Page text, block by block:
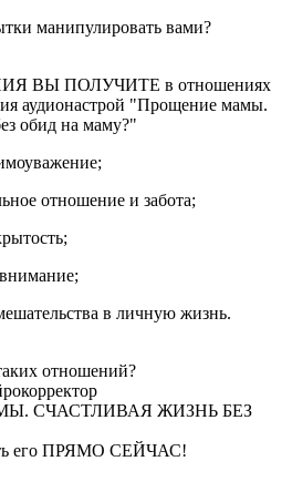
манипулировать вами?
ВЫ ПОЛУЧИТЕ в отношениях
аудионастрой "Прощение мамы.
обид на маму?"
отношение и забота;
в личную жизнь.
отношений?
СЧАСТЛИВАЯ ЖИЗНЬ БЕЗ
его ПРЯМО СЕЙЧАС!